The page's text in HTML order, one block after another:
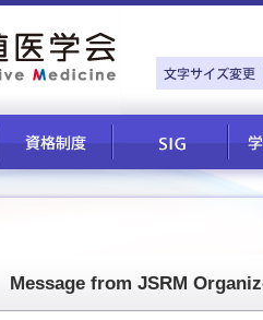
Message from JSRM